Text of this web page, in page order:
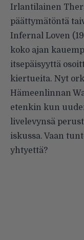
Irlantilainen
päättymätöntä
Infernal Loven
koko ajan
itsepäisyyttä
kiertueita. Nyt
Hämeenlinnan
etenkin kun
livelevynsä
iskussa. Vaan
yhtyettä?